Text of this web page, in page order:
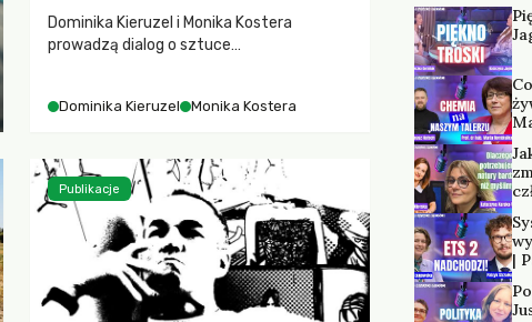
Dominika Kieruzel i Monika Kostera
prowadzą dialog o sztuce
wrażliwość, odczuwanie przestrzeni oraz
Dominika Kieruzel Monika Kostera
Publikacje
|